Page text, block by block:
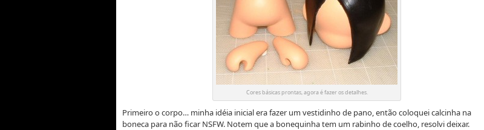
Cores básicas prontas, agora é fazer os detalhes.
Primeiro o corpo… minha idéia inicial era fazer um vestidinho de pano, então coloquei calcinha na
boneca para não ficar NSFW. Notem que a bonequinha tem um rabinho de coelho, resolvi deixar.